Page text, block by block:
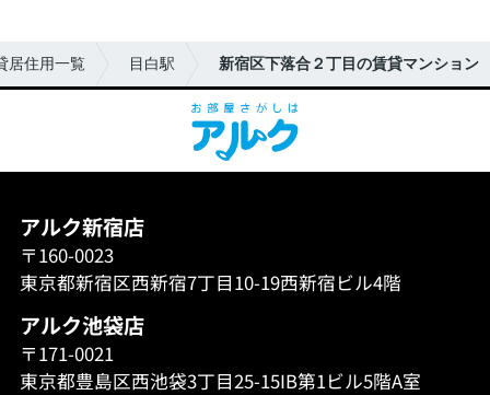
居住用一覧 目白駅 新宿区下落合２丁目の賃貸マンション
アルク新宿店
〒160-0023
東京都新宿区西新宿7丁目10-19西新宿ビル4階
アルク池袋店
〒171-0021
東京都豊島区西池袋3丁目25-15IB第1ビル5階A室